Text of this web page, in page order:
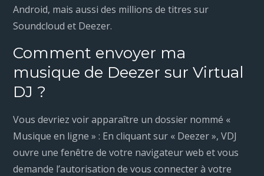
Android, mais aussi des millions de titres sur
Soundcloud et Deezer.
Comment envoyer ma
musique de Deezer sur Virtual
DJ ?
Vous devriez voir apparaître un dossier nommé «
Musique en ligne » : En cliquant sur « Deezer », VDJ
ouvre une fenêtre de votre navigateur web et vous
demande l’autorisation de vous connecter à votre